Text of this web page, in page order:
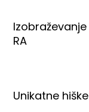
RA
Unikatne